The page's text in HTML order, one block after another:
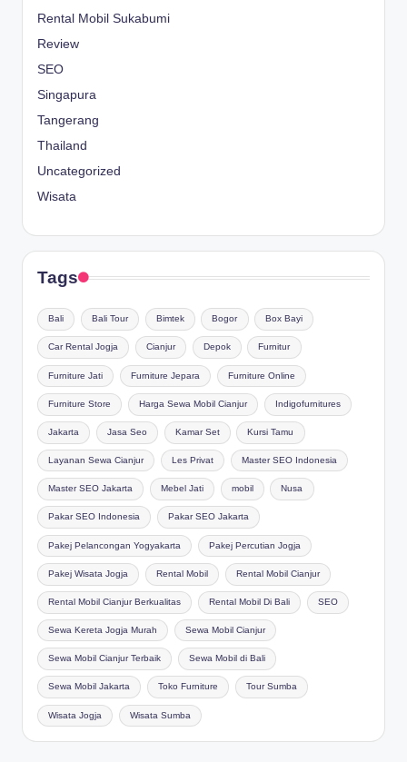
Rental Mobil Sukabumi
Review
SEO
Singapura
Tangerang
Thailand
Uncategorized
Wisata
Tags
Bali Bali Tour Bimtek Bogor Box Bayi
Car Rental Jogja Cianjur Depok Furnitur
Furniture Jati Furniture Jepara Furniture Online
Furniture Store Harga Sewa Mobil Cianjur Indigofurnitures
Jakarta Jasa Seo Kamar Set Kursi Tamu
Layanan Sewa Cianjur Les Privat Master SEO Indonesia
Master SEO Jakarta Mebel Jati mobil Nusa
Pakar SEO Indonesia Pakar SEO Jakarta
Pakej Pelancongan Yogyakarta Pakej Percutian Jogja
Pakej Wisata Jogja Rental Mobil Rental Mobil Cianjur
Rental Mobil Cianjur Berkualitas Rental Mobil Di Bali SEO
Sewa Kereta Jogja Murah Sewa Mobil Cianjur
Sewa Mobil Cianjur Terbaik Sewa Mobil di Bali
Sewa Mobil Jakarta Toko Furniture Tour Sumba
Wisata Jogja Wisata Sumba